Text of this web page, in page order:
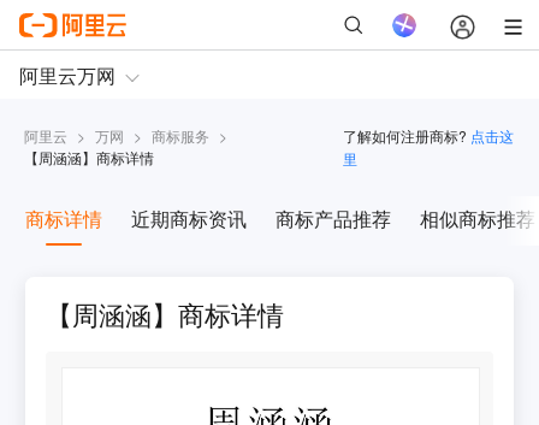
阿里云 > 万网 > 商标服务 >
【周涵涵】商标详情
了解如何注册商标? 点击这
里
商标详情 近期商标资讯 商标产品推荐 相似商标推荐
【周涵涵】商标详情